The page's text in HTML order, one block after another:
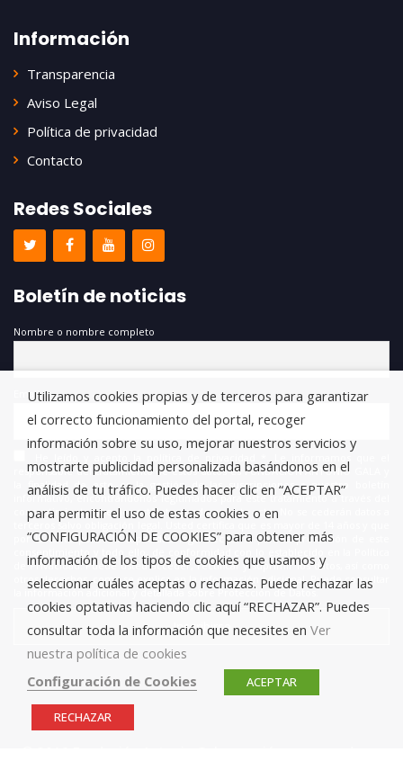
Información
Transparencia
Aviso Legal
Política de privacidad
Contacto
Redes Sociales
Boletín de noticias
Nombre o nombre completo
Email
responsable del tratamiento de estos datos es FUNDACIÓN ANTONIO GALA y
la finalidad de este es la gestión de las suscripciones a nuestro boletín
informativo, encontrándonos legitimados para este tratamiento a través del
consentimiento que nos está otorgando en este acto. No se cederán datos a
terceros salvo obligación legal. Usted certifica que es mayor de 14 años y que
por lo tanto posee la capacidad legal necesaria para la prestación de este
de Privacidad. Puede usted acceder, rectificar y suprimir los datos, así como
otros derechos, como se explica en la información adicional. Puede consultar
la información adicional y detallada sobre Protección de Datos.
Utilizamos cookies propias y de terceros para garantizar
el correcto funcionamiento del portal, recoger
información sobre su uso, mejorar nuestros servicios y
mostrarte publicidad personalizada basándonos en el
análisis de tu tráfico. Puedes hacer clic en “ACEPTAR”
para permitir el uso de estas cookies o en
“CONFIGURACIÓN DE COOKIES” para obtener más
información de los tipos de cookies que usamos y
seleccionar cuáles aceptas o rechazas. Puede rechazar las
cookies optativas haciendo clic aquí “RECHAZAR”. Puedes
consultar toda la información que necesites en Ver
nuestra política de cookies
Configuración de Cookies
ACEPTAR
RECHAZAR